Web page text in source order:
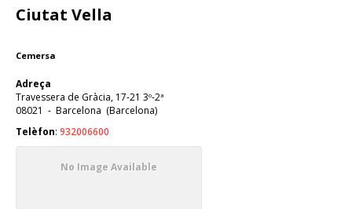
Ciutat Vella
Cemersa
Adreça
Travessera de Gràcia, 17-21 3º-2ª
08021 - Barcelona (Barcelona)
Telèfon: 932006600
No Image Available